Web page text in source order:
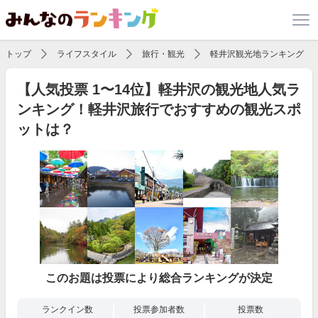
トップ ライフスタイル 旅行・観光 軽井沢観光地ランキング
【人気投票 1〜14位】軽井沢の観光地人気ラ
ンキング！軽井沢旅行でおすすめの観光スポ
ットは？
このお題は投票により総合ランキングが決定
ランクイン数 投票参加者数 投票数